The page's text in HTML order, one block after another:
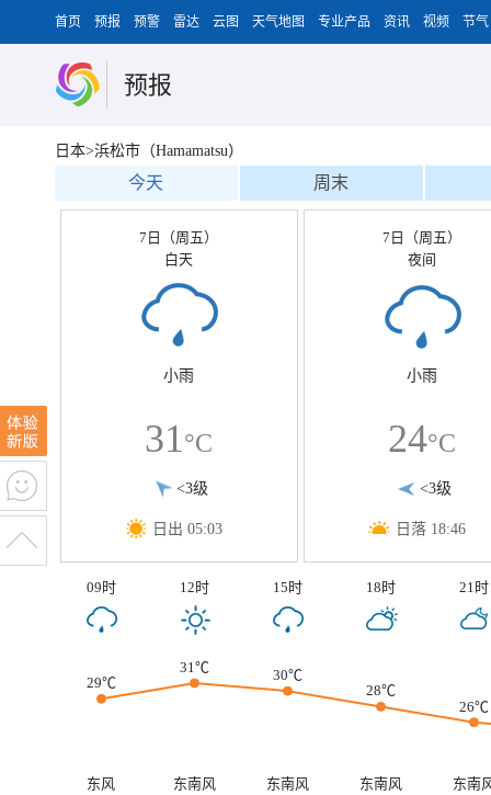
首页 预报 预警 雷达 云图 天气地图 专业产品 资讯 视频 节气
预报
日本>浜松市（Hamamatsu）
今天 周末
7日（周五）
白天
小雨
31°C
<3级
日出 05:03
7日（周五）
夜间
小雨
24°C
<3级
日落 18:46
09时 12时 15时 18时 21时
29℃
31℃
30℃
28℃
26℃
东风 东南风 东南风 东南风
东南